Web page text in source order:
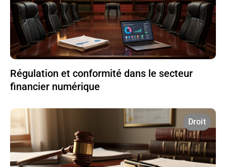
Régulation et conformité dans le secteur
financier numérique
Droit